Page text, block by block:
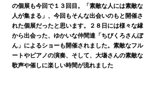
の個展も今回で１３回目。「素敵な人には素敵な
人が集まる」、今回もそんな出会いのもと開催さ
れた個展だったと思います。２８日には様々な縁
から出会った、ゆかいな仲間達「ちびくろさんぼ
ん」によるショーも開催されました。素敵なフル
ートやピアノの演奏、そして、大塲さんの素敵な
歌声や催しに楽しい時間が流れました